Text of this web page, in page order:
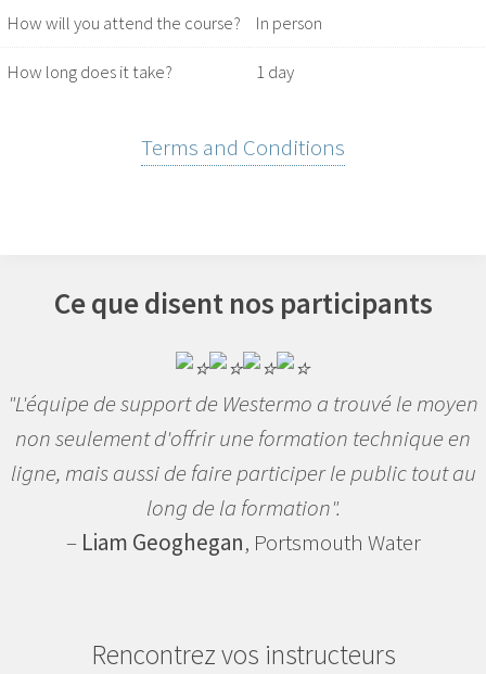
How will you attend the course? In person
How long does it take? 1 day
Terms and Conditions
Ce que disent nos participants
"L'équipe de support de Westermo a trouvé le moyen
non seulement d'offrir une formation technique en
ligne, mais aussi de faire participer le public tout au
long de la formation".
– Liam Geoghegan, Portsmouth Water
Rencontrez vos instructeurs